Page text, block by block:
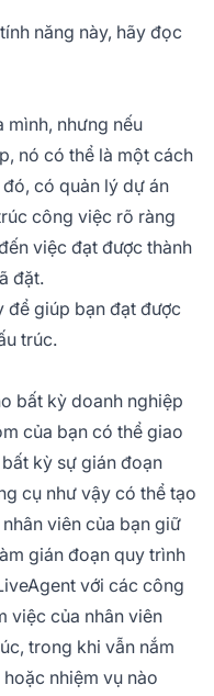
năng này, hãy đọc
mình, nhưng nếu
nó có thể là một cách
có quản lý dự án
công việc rõ ràng
việc đạt được thành
đặt.
để giúp bạn đạt được
trúc.
bất kỳ doanh nghiệp
của bạn có thể giao
kỳ sự gián đoạn
cụ như vậy có thể tạo
viên của bạn giữ
gián đoạn quy trình
với các công
việc của nhân viên
trong khi vẫn nắm
nhiệm vụ nào